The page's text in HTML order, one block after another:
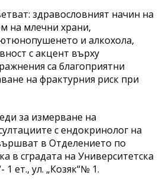
здравословният начин на
на млечни храни,
и алкохола,
с акцент върху
са благоприятни
на фрактурния риск при
за измерване на
с ендокринолог на
в Отделението по
в сградата на Университетска
ет., ул. „Козяк“№ 1.